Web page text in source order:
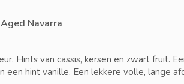
Navarra
Hints van cassis, kersen en zwart fruit.
een hint vanille. Een lekkere volle, lange